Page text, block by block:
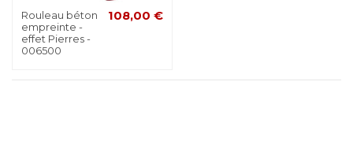
Rouleau béton
empreinte -
effet Pierres -
006500
108,00 €